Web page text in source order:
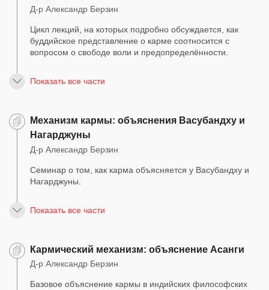
Д-р Александр Берзин
Цикл лекций, на которых подробно обсуждается, как
буддийское представление о карме соотносится с
вопросом о свободе воли и предопределённости.
Показать все части
Механизм кармы: объяснения Васубандху и
Нагарджуны
Д-р Александр Берзин
Семинар о том, как карма объясняется у Васубандху и
Нагарджуны.
Показать все части
Кармический механизм: объяснение Асанги
Д-р Александр Берзин
Базовое объяснение кармы в индийских философских